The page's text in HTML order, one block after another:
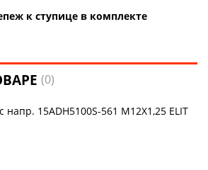
к ступице в комплекте
(0)
напр. 15ADH5100S-561 M12X1,25 ELIT